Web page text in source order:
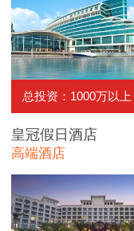
总投资：1000万以上
皇冠假日酒店
高端酒店